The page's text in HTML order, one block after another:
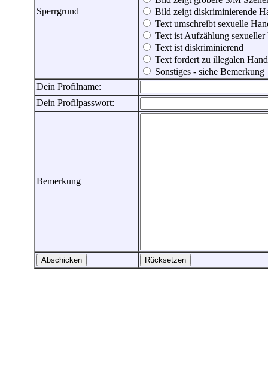
Sperrgrund
Bild zeigt diskriminierende
Text umschreibt sexuelle
Text ist Aufzählung sexueller
Text ist diskriminierend
Text fordert zu illegalen
Sonstiges - siehe Bemerkung
Dein Profilname:
Dein Profilpasswort:
Bemerkung